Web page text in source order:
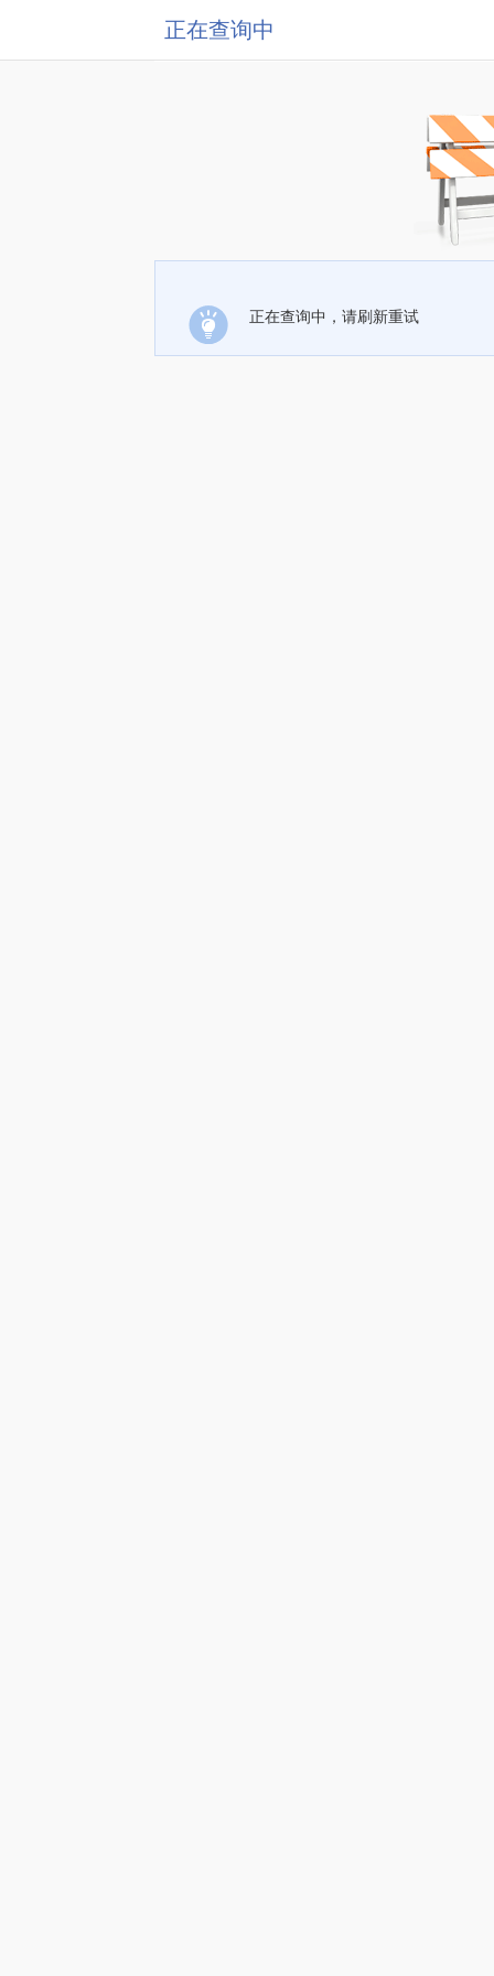
正在查询中
正在查询中，请刷新重试